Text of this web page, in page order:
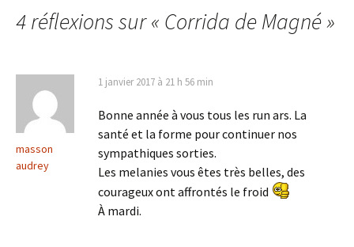
articles
4 réflexions sur « Corrida de Magné»
masson
audrey
1 janvier 2017 à 21 h 56 min
Bonne année à vous tous les run ars. La
santé et la forme pour continuer nos
sympathiques sorties.
Les melanies vous êtes très belles, des
courageux ont affrontés le froid
À mardi.